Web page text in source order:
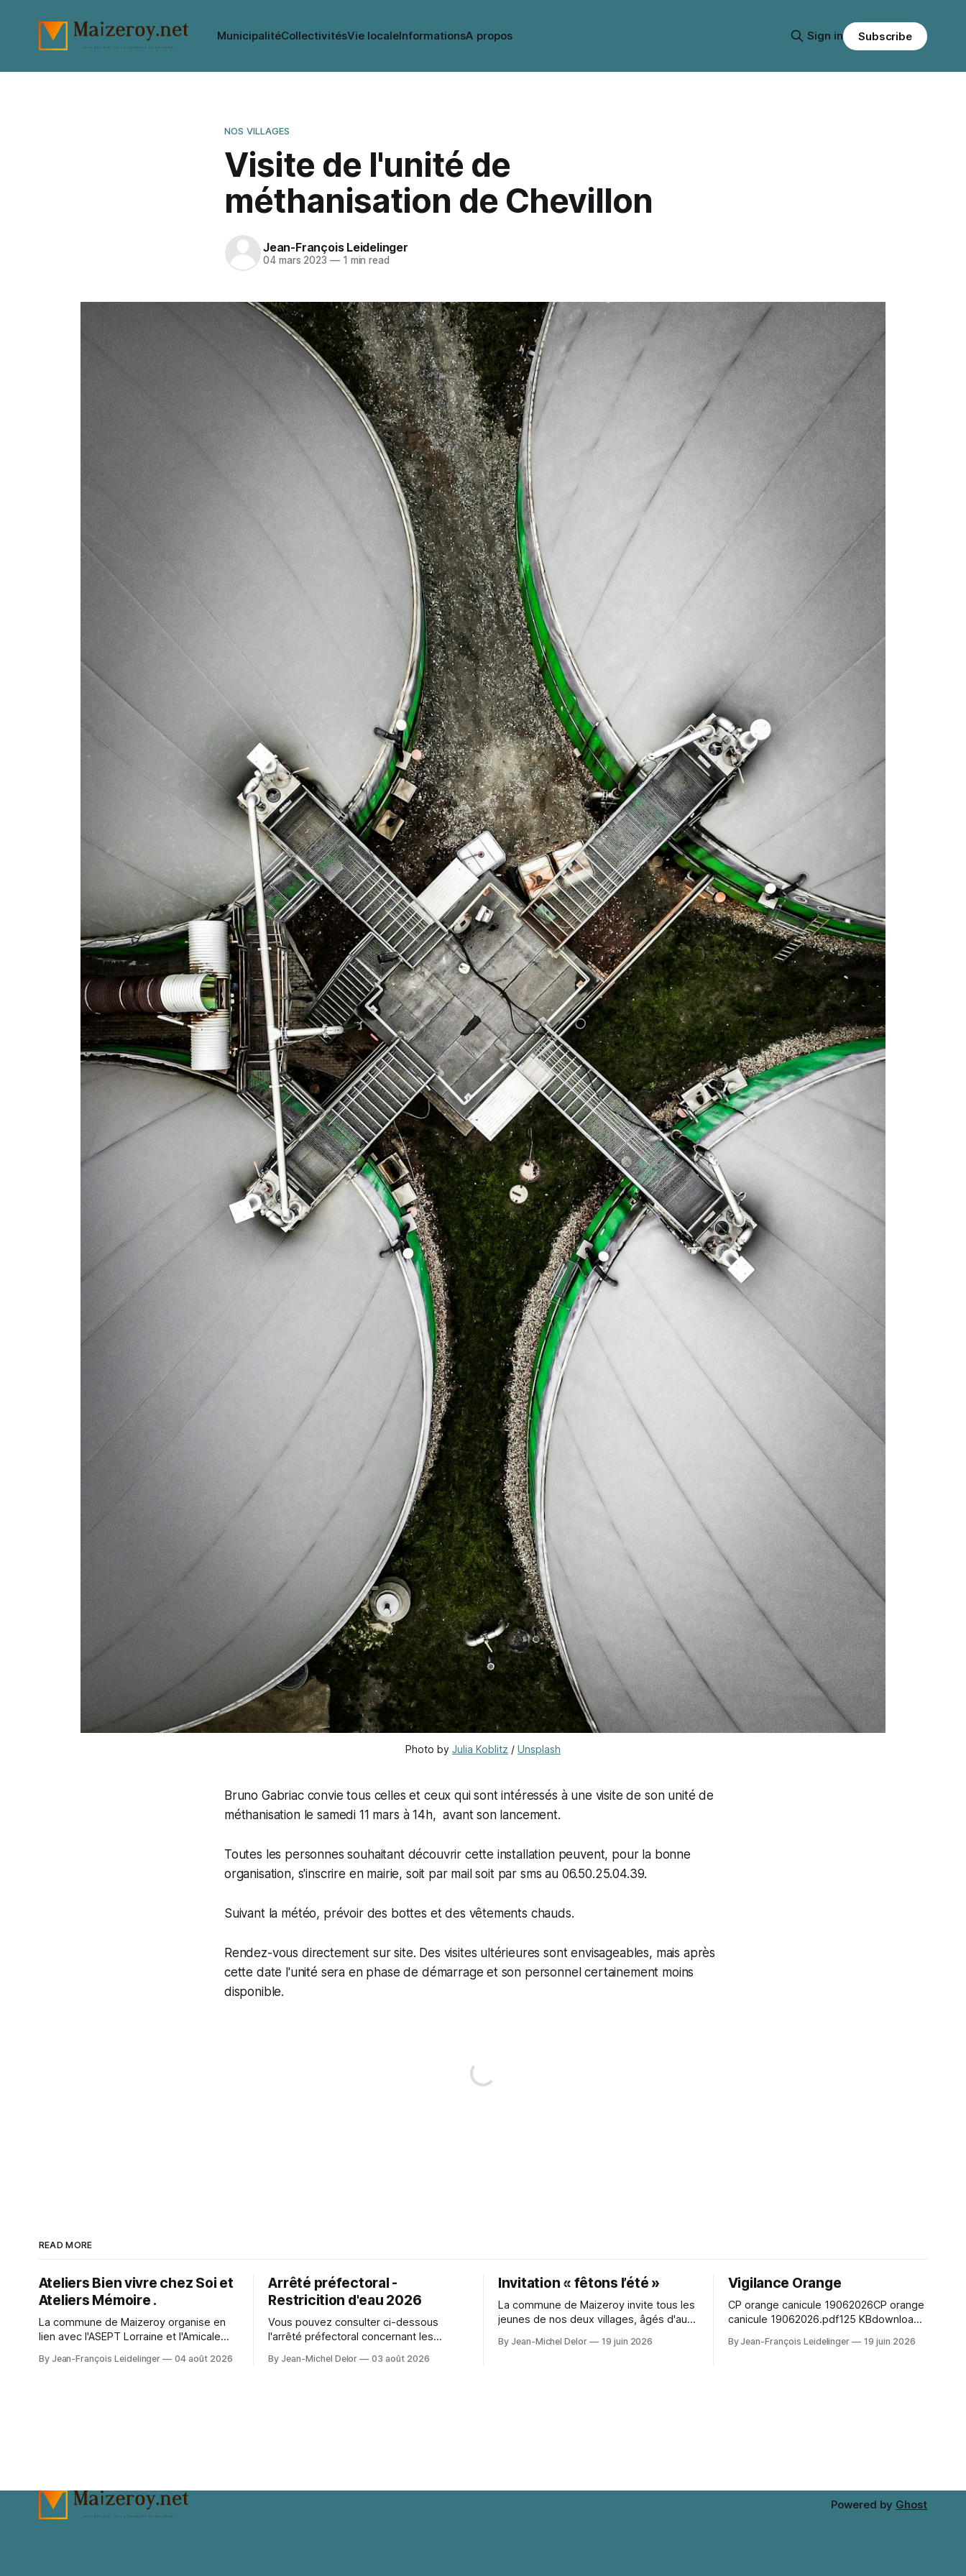
MunicipalitéCollectivitésVie localeInformationsA propos Sign in Subscribe
NOS VILLAGES
Visite de l'unité de
méthanisation de Chevillon
Jean-François Leidelinger
04 mars 2023 —1 min read
Photo by Julia Koblitz / Unsplash
Bruno Gabriac convie tous celles et ceux qui sont intéressés à une visite de son unité de
méthanisation le samedi 11 mars à 14h, avant son lancement.
Toutes les personnes souhaitant découvrir cette installation peuvent, pour la bonne
organisation, s'inscrire en mairie, soit par mail soit par sms au 06.50.25.04.39.
Suivant la météo, prévoir des bottes et des vêtements chauds.
Rendez-vous directement sur site. Des visites ultérieures sont envisageables, mais après
cette date l'unité sera en phase de démarrage et son personnel certainement moins
disponible.
READ MORE
Ateliers Bien vivre chez Soi et
Ateliers Mémoire .
La commune de Maizeroy organise en
lien avec l'ASEPT Lorraine et l'Amicale
Commune de Pange, la fédération
By Jean-François Leidelinger 04 août 2026
Arrêté préfectoral -
Restricition d'eau 2026
Vous pouvez consulter ci-dessous
l'arrêté préfectoral concernant les
secteur. A character outfit needs to
By Jean-Michel Delor 03 août 2026
Invitation « fêtons l’été »
La commune de Maizeroy invite tous les
jeunes de nos deux villages, âgés d'au
convivial autour du collectif jeunes en
By Jean-Michel Delor 19 juin 2026
Vigilance Orange
CP orange canicule 19062026CP orange
canicule 19062026.pdf125 KBdownload-
the wig silhouette as much as the exact
By Jean-François Leidelinger 19 juin 2026
Powered by Ghost